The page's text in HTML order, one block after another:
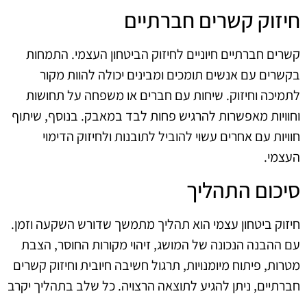
חיזוק קשרים חברתיים
קשרים חברתיים חיוניים לחיזוק הביטחון העצמי. התמחות
בקשרים עם אנשים תומכים ומבינים יכולה להוות מקור
לתמיכה וחיזוק. שיחות עם חברים או משפחה על תחושות
וחוויות מאפשרות להרגיש פחות לבד במאבק. בנוסף, שיתוף
חוויות עם אחרים עשוי להוביל לתובנות ולחיזוק הדימוי
העצמי.
סיכום התהליך
חיזוק ביטחון עצמי הוא תהליך מתמשך שדורש השקעה וזמן.
עם ההבנה הנכונה של המושג, זיהוי מקורות החוסר, הצבת
מטרות, פיתוח מיומנויות, תרגול חשיבה חיובית וחיזוק קשרים
חברתיים, ניתן להגיע לתוצאה הרצויה. כל שלב בתהליך יקרב